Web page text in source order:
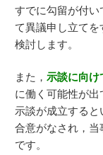
すでに勾留が付い
て異議申し立て
検討します。
また，示談に向け
に働く可能性が出
示談が成立する
合意がなされ，当
です。